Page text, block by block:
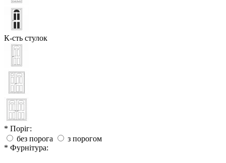
К-сть стулок
* Поріг:
без порога
з порогом
* Фурнітура: